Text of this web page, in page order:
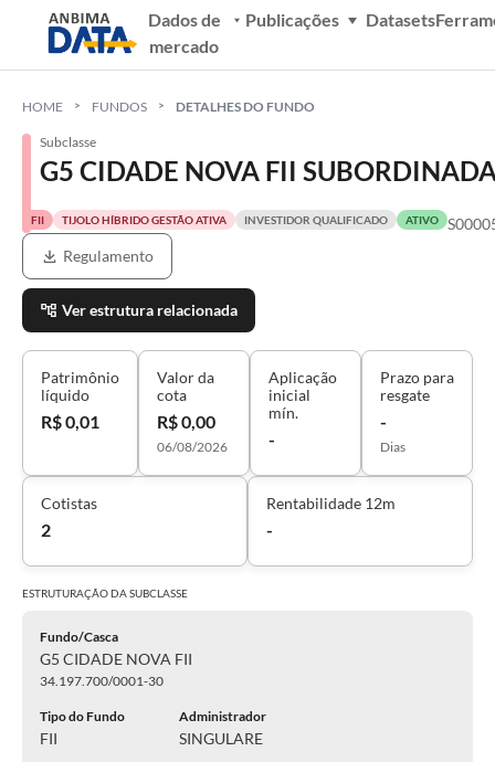
Dados de
mercado
Publicações Datasets
HOME FUNDOS DETALHES DO FUNDO
Subclasse
G5 CIDADE NOVA FII
FII TIJOLO HÍBRIDO GESTÃO ATIVA INVESTIDOR QUALIFICADO ATIVO
Regulamento
Ver estrutura relacionada
Patrimônio
líquido
R$ 0,01
Valor da
cota
R$ 0,00
06/08/2026
Aplicação
inicial
mín.
-
Prazo para
resgate
-
Dias
Cotistas
2
Rentabilidade 12m
-
ESTRUTURAÇÃO DASUBCLASSE
Fundo/Casca
G5 CIDADE NOVA FII
34.197.700/0001-30
Tipo do Fundo
FII
Administrador
SINGULARE